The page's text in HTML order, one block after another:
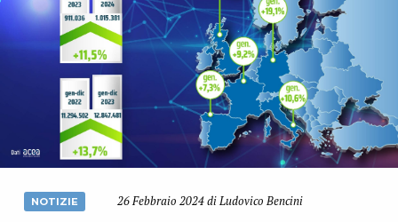
NOTIZIE 26 Febbraio 2024 di Ludovico Bencini